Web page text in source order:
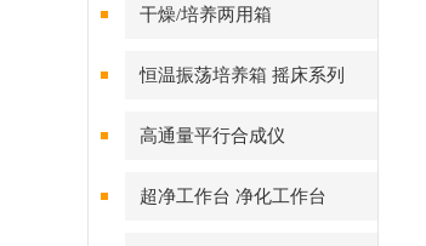
干燥/培养两用箱
恒温振荡培养箱 摇床系列
高通量平行合成仪
超净工作台 净化工作台